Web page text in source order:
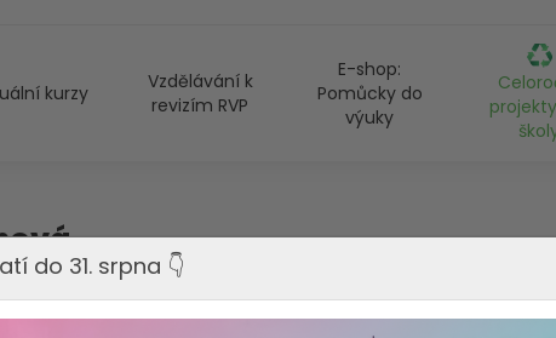
kurzy
Vzdělávání k
revizím RVP
E-shop:
Pomůcky do
výuky
do 31. srpna 👇